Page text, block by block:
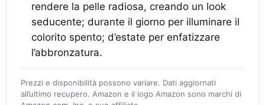
rendere la pelle radiosa, creando un look
seducente; durante il giorno per illuminare il
colorito spento; d’estate per enfatizzare
l’abbronzatura.
Prezzi e disponibilità possono variare. Dati aggiornati
all’ultimo recupero. Amazon e il logo Amazon sono marchi di